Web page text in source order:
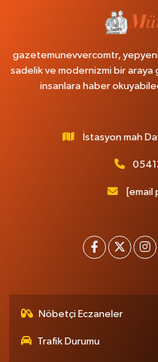
gazetemunevvercomtr,
sadelik ve modernizmi bir araya
insanlara haber
İstasyon mah
Nöbetçi Eczaneler
Trafik Durumu